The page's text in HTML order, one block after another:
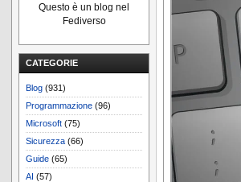
Questo è un blog nel
Fediverso
CATEGORIE
Blog (931)
Programmazione (96)
Microsoft (75)
Sicurezza (66)
Guide (65)
AI (57)